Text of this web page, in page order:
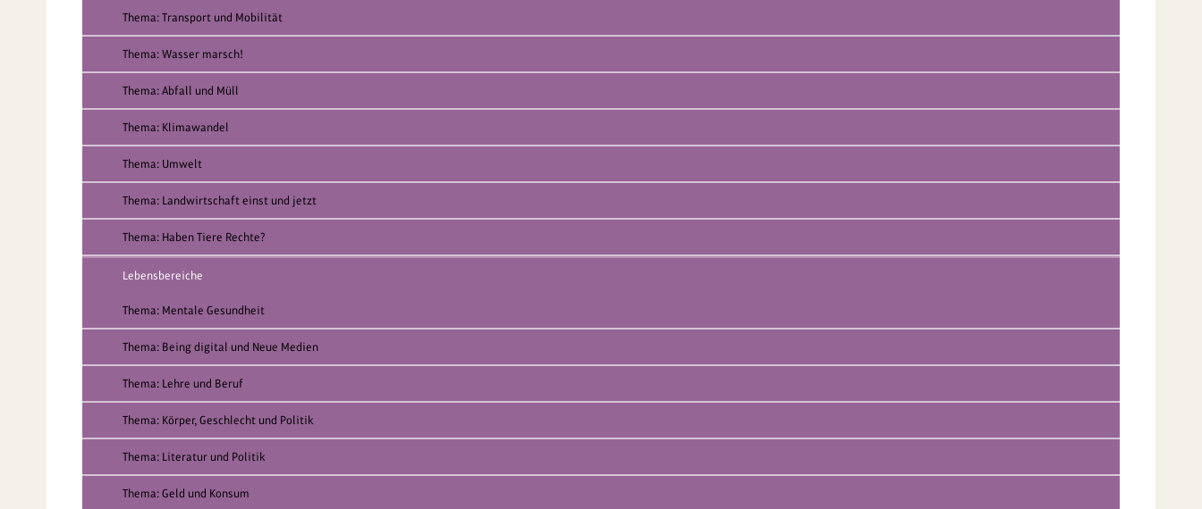
Thema: Transport und Mobilität
Thema: Wasser marsch!
Thema: Abfall und Müll
Thema: Klimawandel
Thema: Umwelt
Thema: Landwirtschaft einst und jetzt
Thema: Haben Tiere Rechte?
Lebensbereiche
Thema: Mentale Gesundheit
Thema: Being digital und Neue Medien
Thema: Lehre und Beruf
Thema: Körper, Geschlecht und Politik
Thema: Literatur und Politik
Thema: Geld und Konsum